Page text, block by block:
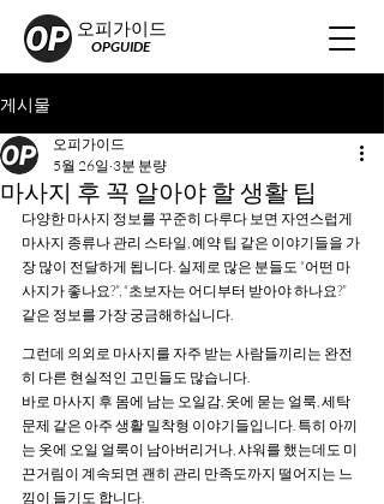
오피가이드
OPGUIDE
게시물
마사지 후 꼭 알아야 할 생활 팁
오피가이드
5월 26일 3분 분량
다양한 마사지 정보를 꾸준히 다루다 보면 자연스럽게
마사지 종류나 관리 스타일, 예약 팁 같은 이야기들을 가
장 많이 전달하게 됩니다. 실제로 많은 분들도 “어떤 마
사지가 좋나요?”, “초보자는 어디부터 받아야 하나요?”
같은 정보를 가장 궁금해하십니다.
그런데 의외로 마사지를 자주 받는 사람들끼리는 완전
히 다른 현실적인 고민들도 많습니다.
바로 마사지 후 몸에 남는 오일감, 옷에 묻는 얼룩, 세탁
문제 같은 아주 생활 밀착형 이야기들입니다. 특히 아끼
는 옷에 오일 얼룩이 남아버리거나, 샤워를 했는데도 미
끈거림이 계속되면 괜히 관리 만족도까지 떨어지는 느
낌이 들기도 합니다.